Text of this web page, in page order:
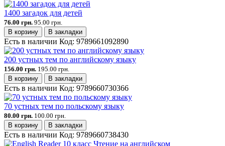
1400 загадок для детей
76.00 грн. 95.00 грн.
В корзину
В закладки
Есть в наличии Код: 9789661092890
200 устных тем по английскому языку
156.00 грн. 195.00 грн.
В корзину
В закладки
Есть в наличии Код: 9789660730366
70 устных тем по польскому языку
80.00 грн. 100.00 грн.
В корзину
В закладки
Есть в наличии Код: 9789660738430